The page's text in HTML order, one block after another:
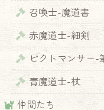
召喚士-魔道書
赤魔道士-細剣
ピクトマンサー-
青魔道士-杖
仲間たち